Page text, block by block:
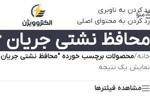
رد کردن به ناوبری
رد کردن به محتوای اصلی
منو
محافظ نشتی جریان 16 آمپر
خانه/محصولات برچسب خورده “محافظ نشتی جریان 16 آمپر”
نمایش یک نتیجه
مشاهده فیلترها